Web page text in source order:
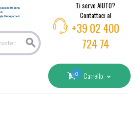
Ti serve AIUTO?
Contattaci al
+39 02 400
724 74
0 Carrello